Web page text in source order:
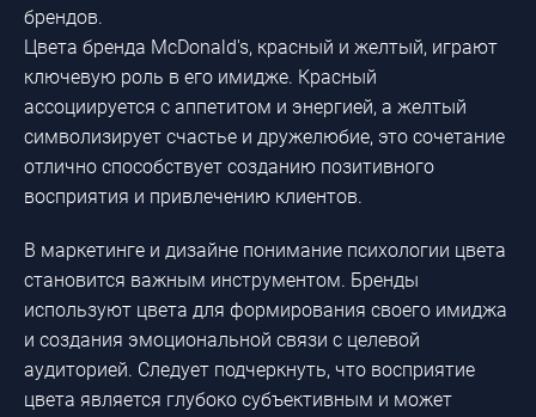
брендов.
Цвета бренда McDonald's, красный и желтый, играют
ключевую роль в его имидже. Красный
ассоциируется с аппетитом и энергией, а желтый
символизирует счастье и дружелюбие, это сочетание
отлично способствует созданию позитивного
восприятия и привлечению клиентов.
В маркетинге и дизайне понимание психологии цвета
становится важным инструментом. Бренды
используют цвета для формирования своего имиджа
и создания эмоциональной связи с целевой
аудиторией. Следует подчеркнуть, что восприятие
цвета является глубоко субъективным и может